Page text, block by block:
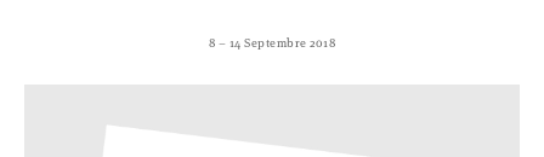
8 – 14 Septembre 2018